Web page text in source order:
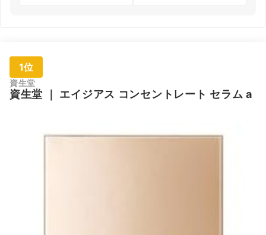
1位
資生堂
資生堂 ｜ エイジアス コンセントレート セラム a